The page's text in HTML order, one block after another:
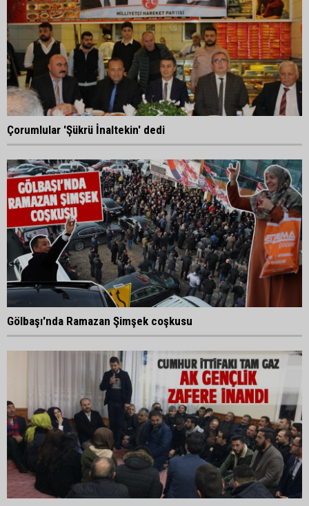
Çorumlular 'Şükrü İnaltekin' dedi
Gölbaşı'nda Ramazan Şimşek coşkusu